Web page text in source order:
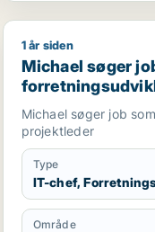
Michael søger job
1 år siden
Michael søger
Michael søger job
projektleder
Type
IT-chef,
Område